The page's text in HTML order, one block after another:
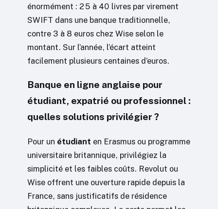
énormément : 25 à 40 livres par virement
SWIFT dans une banque traditionnelle,
contre 3 à 8 euros chez Wise selon le
montant. Sur l’année, l’écart atteint
facilement plusieurs centaines d’euros.
Banque en ligne anglaise pour
étudiant, expatrié ou professionnel :
quelles solutions privilégier ?
Pour un étudiant en Erasmus ou programme
universitaire britannique, privilégiez la
simplicité et les faibles coûts. Revolut ou
Wise offrent une ouverture rapide depuis la
France, sans justificatifs de résidence